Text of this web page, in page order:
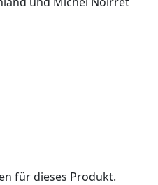
für dieses Produkt.